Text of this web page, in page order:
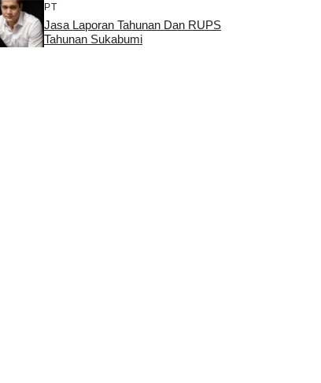
PT
Jasa Laporan Tahunan Dan RUPS
Tahunan Sukabumi